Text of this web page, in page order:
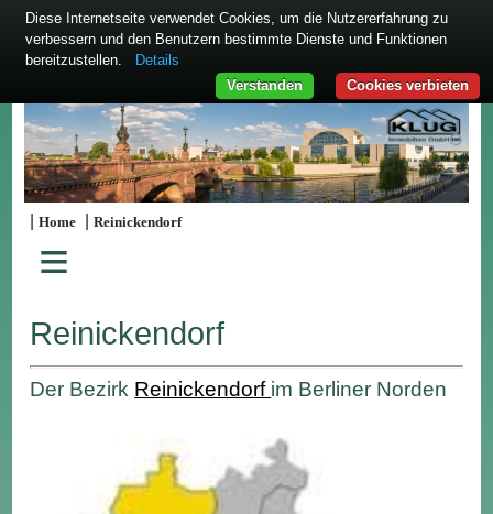
|Home |Reinickendorf
≡
Reinickendorf
Der Bezirk Reinickendorf im Berliner Norden
Diese Internetseite verwendet Cookies, um die Nutzererfahrung zu
verbessern und den Benutzern bestimmte Dienste und Funktionen
bereitzustellen.
Details
Cookies verbieten
Verstanden